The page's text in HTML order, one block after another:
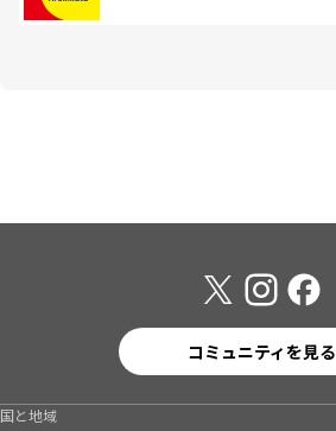
コミュニティを見る
国と地域